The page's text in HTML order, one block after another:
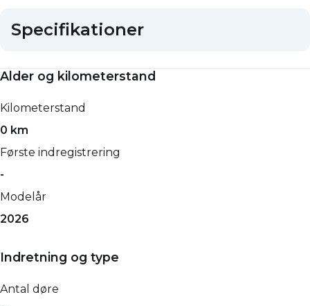
Specifikationer
Alder og kilometerstand
Kilometerstand
0 km
Første indregistrering
-
Modelår
2026
Indretning og type
Antal døre